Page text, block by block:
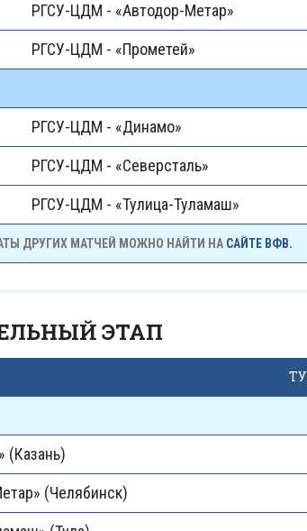
РГСУ-ЦДМ - «Автодор-Метар»
РГСУ-ЦДМ - «Прометей»
РГСУ-ЦДМ - «Динамо»
РГСУ-ЦДМ - «Северсталь»
РГСУ-ЦДМ - «Тулица-Туламаш»
ДРУГИХ МАТЧЕЙ МОЖНО НАЙТИ НА САЙТЕ ВФВ.
ЭТАП
(Казань)
(Челябинск)